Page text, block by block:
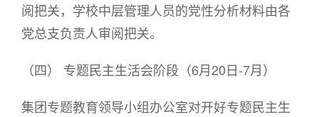
阅把关，学校中层管理人员的党性分析材料由各
党总支负责人审阅把关。
（四） 专题民主生活会阶段（6月20日-7月）
集团专题教育领导小组办公室对开好专题民主生